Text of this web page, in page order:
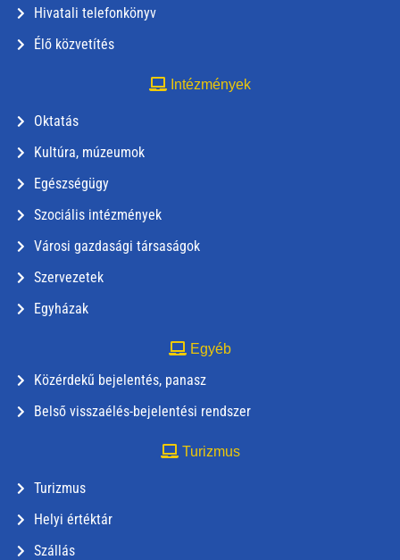
Hivatali telefonkönyv
Élő közvetítés
Intézmények
Oktatás
Kultúra, múzeumok
Egészségügy
Szociális intézmények
Városi gazdasági társaságok
Szervezetek
Egyházak
Egyéb
Közérdekű bejelentés, panasz
Belső visszaélés-bejelentési rendszer
Turizmus
Turizmus
Helyi értéktár
Szállás